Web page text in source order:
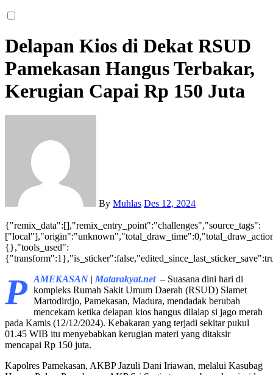
Delapan Kios di Dekat RSUD
Pamekasan Hangus Terbakar,
Kerugian Capai Rp 150 Juta
By Muhlas Des 12, 2024
{"remix_data":[],"remix_entry_point":"challenges","source_tags":
{},"tools_used":
P AMEKASAN | Matarakyat.net– Suasana dini hari di
kompleks Rumah Sakit Umum Daerah (RSUD) Slamet
Martodirdjo, Pamekasan, Madura, mendadak berubah
mencekam ketika delapan kios hangus dilalap si jago merah
pada Kamis (12/12/2024). Kebakaran yang terjadi sekitar pukul
01.45 WIB itu menyebabkan kerugian materi yang ditaksir
mencapai Rp 150 juta.
Kapolres Pamekasan, AKBP Jazuli Dani Iriawan, melalui Kasubag